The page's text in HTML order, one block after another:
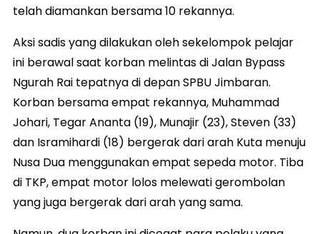
telah diamankan bersama 10 rekannya.
Aksi sadis yang dilakukan oleh sekelompok pelajar
ini berawal saat korban melintas di Jalan Bypass
Ngurah Rai tepatnya di depan SPBU Jimbaran.
Korban bersama empat rekannya, Muhammad
Johari, Tegar Ananta (19), Munajir (23), Steven (33)
dan Isramihardi (18) bergerak dari arah Kuta menuju
Nusa Dua menggunakan empat sepeda motor. Tiba
di TKP, empat motor lolos melewati gerombolan
yang juga bergerak dari arah yang sama.